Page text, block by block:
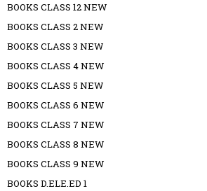
BOOKS CLASS 12 NEW
BOOKS CLASS 2 NEW
BOOKS CLASS 3 NEW
BOOKS CLASS 4 NEW
BOOKS CLASS 5 NEW
BOOKS CLASS 6 NEW
BOOKS CLASS 7 NEW
BOOKS CLASS 8 NEW
BOOKS CLASS 9 NEW
BOOKS D.ELE.ED 1